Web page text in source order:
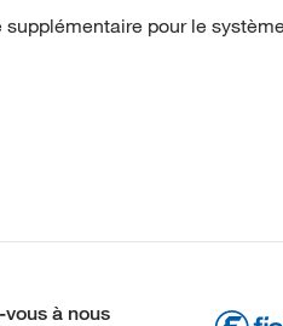
supplémentaire pour le
à nous